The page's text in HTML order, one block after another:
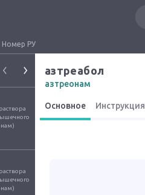
Номер РУ
азтреабол
азтреонам
Основное Инструкция